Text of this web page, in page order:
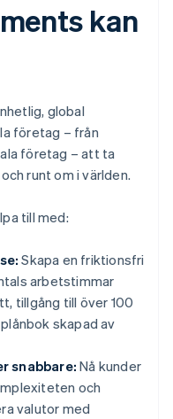
kan
global
företag – från
företag – att ta
runt om i världen.
till med:
Skapa en friktionsfri
arbetstimmar
tillgång till över 100
skapad av
snabbare: Nå kunder
och
valutor med